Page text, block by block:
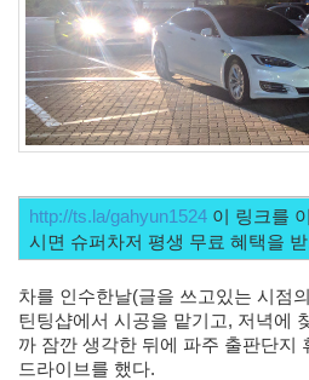
http://ts.la/gahyun1524 이 링크를
시면 슈퍼차저 평생 무료 혜택을
차를 인수한날(글을 쓰고있는 시점
틴팅샵에서 시공을 맡기고, 저녁에
까 잠깐 생각한 뒤에 파주 출판단지
드라이브를 했다.
PSP
Linux
90D
ACECOMBAT
ghackfair
FLIT
모
델
play
movie